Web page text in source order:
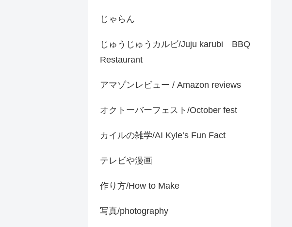
じゃらん
じゅうじゅうカルビ/Juju karubi BBQ
Restaurant
アマゾンレビュー / Amazon reviews
オクトーバーフェスト/October fest
カイルの雑学/AI Kyle’s Fun Fact
テレビや漫画
作り方/How to Make
写真/photography